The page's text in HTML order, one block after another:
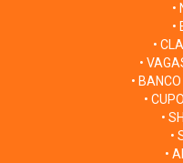
•
•
•
•
•
•
•
•
•